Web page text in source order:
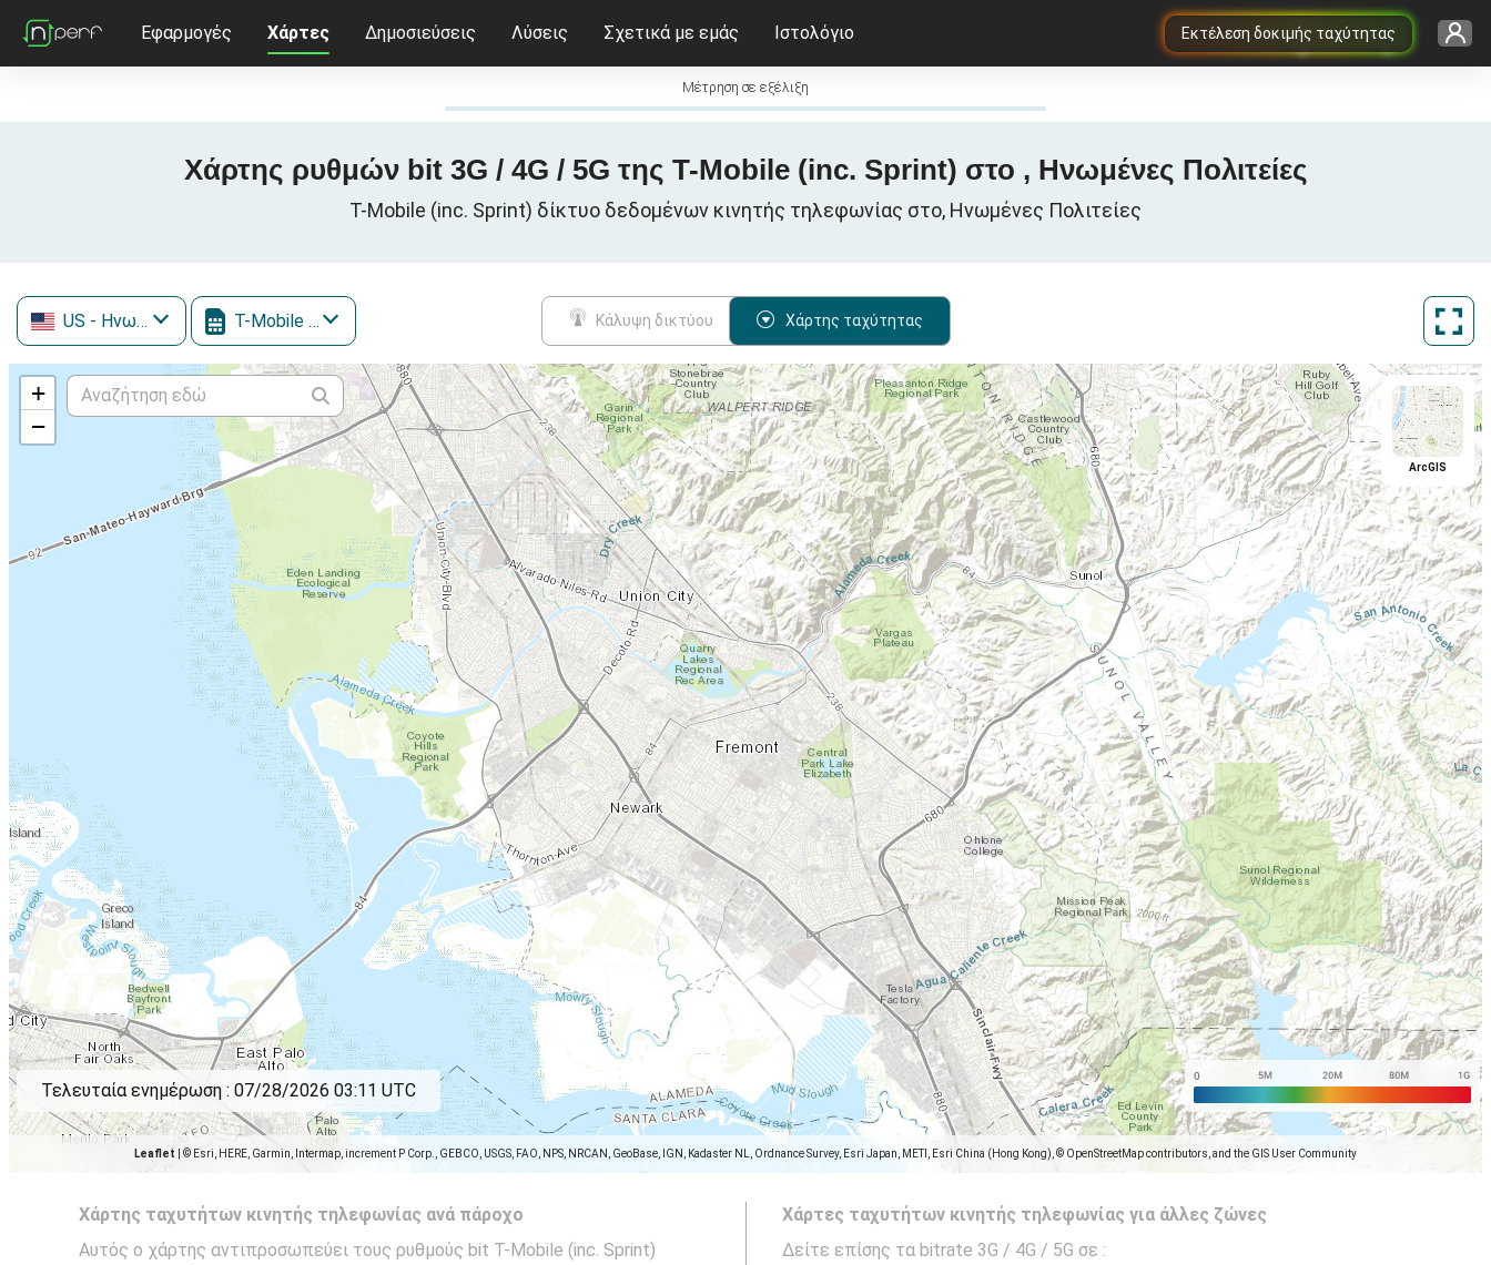
Εκτέλεση δοκιμής ταχύτητας
Εφαρμογές Χάρτες Δημοσιεύσεις Λύσεις Σχετικά με εμάς Ιστολόγιο
Μέτρηση σε εξέλιξη
Χάρτης ρυθμών bit 3G / 4G / 5G της T-Mobile (inc. Sprint) στο , Ηνωμένες Πολιτείες
T-Mobile (inc. Sprint) δίκτυο δεδομένων κινητής τηλεφωνίας στο, Ηνωμένες Πολιτείες
US - Ηνωμένες Πολιτείες T-Mobile (inc. Sprint) Κάλυψη δικτύου Χάρτης ταχύτητας
+
−
Leaflet © Esri, HERE, Garmin, Intermap, increment P Corp., GEBCO, USGS, FAO, NPS, NRCAN, GeoBase, IGN, Kadaster NL, Ordnance Survey, Esri Japan, METI, Esri China (Hong Kong), © OpenStreetMap contributors, and the GIS User Community
ArcGIS
Τελευταία ενημέρωση : 07/28/2026 03:11 UTC
Χάρτης ταχυτήτων κινητής τηλεφωνίας ανά πάροχο
Αυτός ο χάρτης αντιπροσωπεύει τους ρυθμούς bit T-Mobile (inc. Sprint)
Χάρτες ταχυτήτων κινητής τηλεφωνίας για άλλες ζώνες
Δείτε επίσης τα bitrate 3G / 4G / 5G σε :